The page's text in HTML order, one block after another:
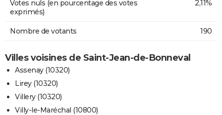
Votes nuls (en pourcentage des votes
exprimés)
2,11%
Nombre de votants 190
Villes voisines de Saint-Jean-de-Bonneval
Assenay (10320)
Lirey (10320)
Villery (10320)
Villy-le-Maréchal (10800)